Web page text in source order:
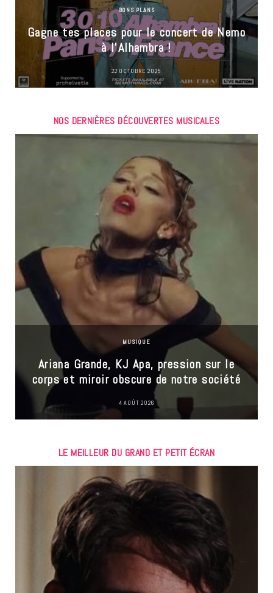
BONS PLANS
Gagne tes places pour le concert de Nemo
à l’Alhambra !
22 OCTOBRE 2025
NOS DERNIÈRES DÉCOUVERTES MUSICALES
MUSIQUE
Ariana Grande, KJ Apa, pression sur le
corps et miroir obscure de notre société
4 AOÛT 2026
LE MEILLEUR DU GRAND ET PETIT ÉCRAN